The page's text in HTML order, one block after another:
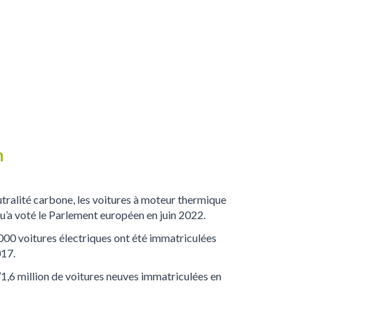
carbone, les voitures à moteur thermique
voté le Parlement européen en juin 2022.
voitures électriques ont été immatriculées
million de voitures neuves immatriculées en